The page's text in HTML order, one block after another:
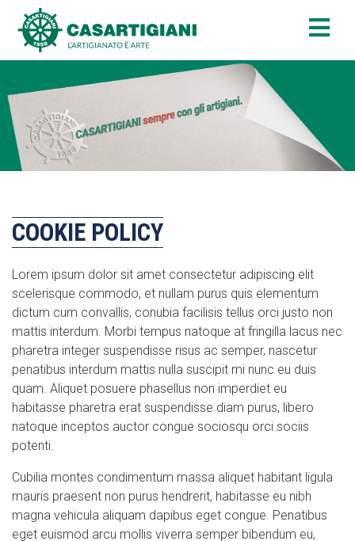
COOKIE POLICY
Lorem ipsum dolor sit amet consectetur adipiscing elit
scelerisque commodo, et nullam purus quis elementum
dictum cum convallis, conubia facilisis tellus orci justo non
mattis interdum. Morbi tempus natoque at fringilla lacus nec
pharetra integer suspendisse risus ac semper, nascetur
penatibus interdum mattis nulla suscipit mi nunc eu duis
quam. Aliquet posuere phasellus non imperdiet eu
habitasse pharetra erat suspendisse diam purus, libero
natoque inceptos auctor congue sociosqu orci sociis
potenti.
Cubilia montes condimentum massa aliquet habitant ligula
mauris praesent non purus hendrerit, habitasse eu nibh
magna vehicula aliquam dapibus eget congue. Penatibus
eget euismod arcu mollis viverra semper bibendum eu,